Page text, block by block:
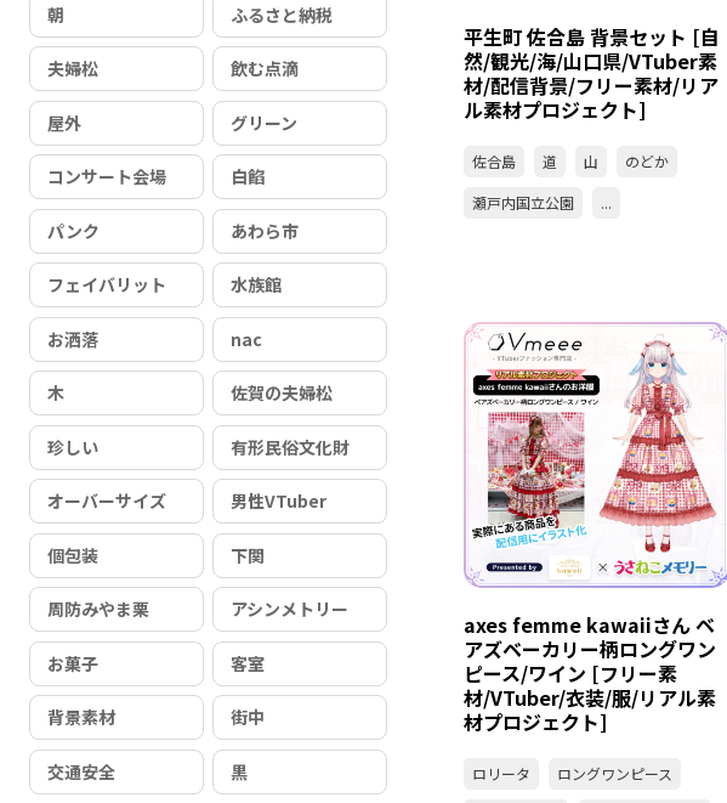
朝 ふるさと納税
夫婦松 飲む点滴
屋外 グリーン
コンサート会場 白餡
パンク あわら市
フェイバリット 水族館
お洒落 nac
木 佐賀の夫婦松
珍しい 有形民俗文化財
オーバーサイズ 男性VTuber
個包装 下関
周防みやま栗 アシンメトリー
お菓子 客室
背景素材 街中
交通安全 黒
平生町 佐合島 背景セット [自
然/観光/海/山口県/VTuber素
材/配信背景/フリー素材/リア
ル素材プロジェクト]
佐合島 道 山
のどか
瀬戸内国立公園
...
axes femme kawaiiさん ベ
アズベーカリー柄ロングワン
ピース/ワイン [フリー素
材/VTuber/衣装/服/リアル素
材プロジェクト]
ロリータ
ロングワンピース